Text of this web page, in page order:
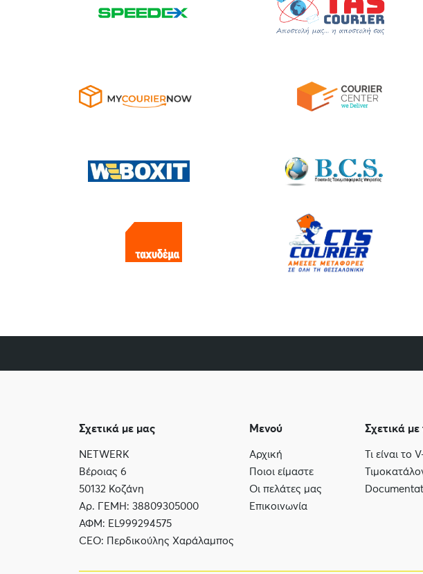
Σχετικά με μας
NETWERK
Βέροιας 6
50132 Κοζάνη
Αρ. ΓΕΜΗ: 38809305000
ΑΦΜ: EL999294575
CEO: Περδικούλης Χαράλαμπος
Μενού
Αρχική
Ποιοι είμαστε
Οι πελάτες μας
Επικοινωνία
Σχετικά
Τι είναι το